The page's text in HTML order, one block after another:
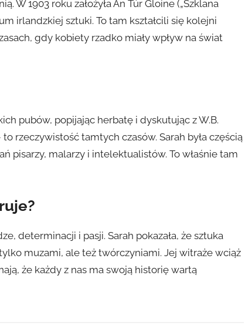
W 1903 roku założyła An Túr Gloine („Szklana
irlandzkiej sztuki. To tam kształcili się kolejni
gdy kobiety rzadko miały wpływ na świat
pubów, popijając herbatę i dyskutując z W.B.
rzeczywistość tamtych czasów. Sarah była częścią
pisarzy, malarzy i intelektualistów. To właśnie tam
determinacji i pasji. Sarah pokazała, że sztuka
muzami, ale też twórczyniami. Jej witraże wciąż
że każdy z nas ma swoją historię wartą